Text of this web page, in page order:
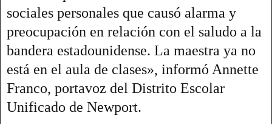
sociales personales que causó alarma y
preocupación en relación con el saludo a la
bandera estadounidense. La maestra ya no
está en el aula de clases», informó Annette
Franco, portavoz del Distrito Escolar
Unificado de Newport.